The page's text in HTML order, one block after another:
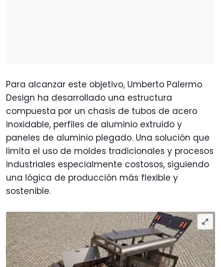
Para alcanzar este objetivo, Umberto Palermo
Design ha desarrollado una estructura
compuesta por un chasis de tubos de acero
inoxidable, perfiles de aluminio extruido y
paneles de aluminio plegado. Una solución que
limita el uso de moldes tradicionales y procesos
industriales especialmente costosos, siguiendo
una lógica de producción más flexible y
sostenible.